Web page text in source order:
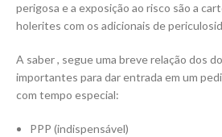
perigosa e a exposição ao risco são a
holerites com os adicionais de
A saber , segue uma breve relação dos
importantes para dar entrada em um
com tempo especial:
PPP (indispensável)